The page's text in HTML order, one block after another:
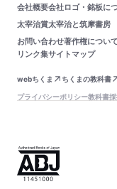
会社概要会社ロゴ・銘板に
太宰治賞太宰治と筑摩書房
お問い合わせ著作権について
リンク集サイトマップ
webちくま
ちくまの教科書
プライバシーポリシー教科書